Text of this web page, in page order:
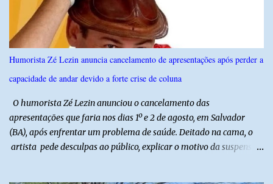
seguido de apresentação musical de Vê Barreto. A Frut & Tec
reforça a importância do Distrito de Irrigação do Baixo Açu como
referência na fruticultura irrigada, promovendo conhecimento,
Humorista Zé Lezin anuncia cancelamento de apresentações após perder a
capacidade de andar devido a forte crise de coluna
O humorista Zé Lezin anunciou o cancelamento das
apresentações que faria nos dias 1º e 2 de agosto, em Salvador
(BA), após enfrentar um problema de saúde. Deitado na cama, o
artista pede desculpas ao público, explicar o motivo da suspensão